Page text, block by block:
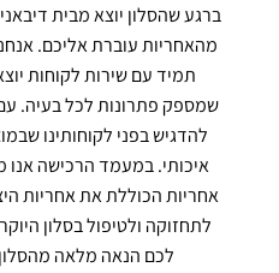
ברגע שהסלון יוצא מבית
מהאחריות עוברת אליכם.
תמיד עם שירות לקוחות
שמספק פתרונות לכל בעיה.
להדגיש בפני לקוחותינו
איכותי. במעמד הרכישה אנו
אחריות הכוללת את אחריות
לתחזוקה ולטיפול בסלון
לכם הנאה מלאה